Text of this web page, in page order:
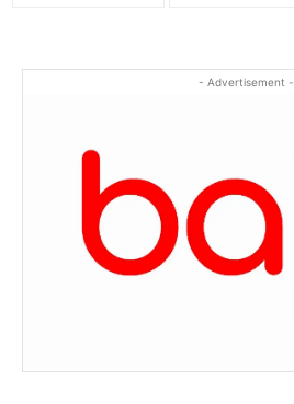
- Advertisement -